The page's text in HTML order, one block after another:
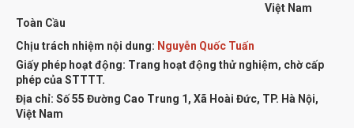
Việt Nam
Toàn Cầu
Chịu trách nhiệm nội dung: Nguyễn Quốc Tuấn
Giấy phép hoạt động: Trang hoạt động thử nghiệm, chờ cấp
phép của STTTT.
Địa chỉ: Số 55 Đường Cao Trung 1, Xã Hoài Đức, TP. Hà Nội,
Việt Nam